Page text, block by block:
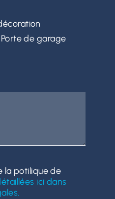
Porte de garage
la potilique de
ici dans